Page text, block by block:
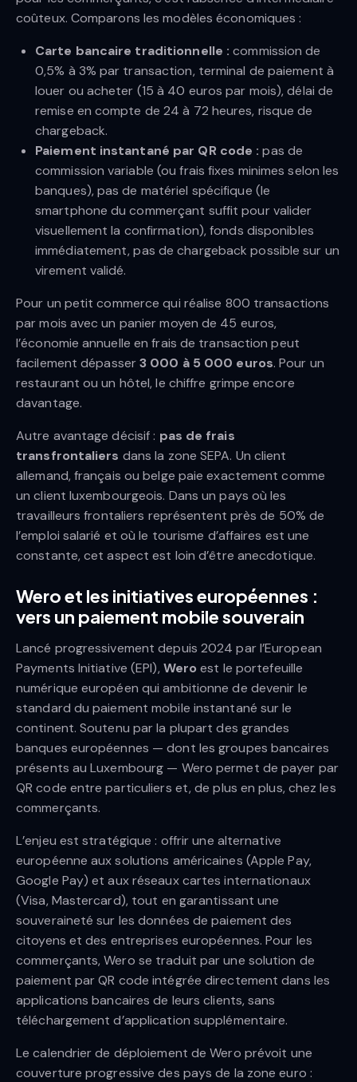
coûteux. Comparons les modèles économiques :
Carte bancaire traditionnelle : commission de
0,5% à 3% par transaction, terminal de paiement à
louer ou acheter (15 à 40 euros par mois), délai de
remise en compte de 24 à 72 heures, risque de
chargeback.
Paiement instantané par QR code : pas de
commission variable (ou frais fixes minimes selon les
banques), pas de matériel spécifique (le
smartphone du commerçant suffit pour valider
visuellement la confirmation), fonds disponibles
immédiatement, pas de chargeback possible sur un
virement validé.
Pour un petit commerce qui réalise 800 transactions
par mois avec un panier moyen de 45 euros,
l’économie annuelle en frais de transaction peut
facilement dépasser3 000 à 5 000 euros. Pour un
restaurant ou un hôtel, le chiffre grimpe encore
davantage.
Autre avantage décisif : pas de frais
transfrontaliers dans la zone SEPA. Un client
allemand, français ou belge paie exactement comme
un client luxembourgeois. Dans un pays où les
travailleurs frontaliers représentent près de 50% de
l’emploi salarié et où le tourisme d’affaires est une
constante, cet aspect est loin d’être anecdotique.
Wero et les initiatives européennes :
vers un paiement mobile souverain
Lancé progressivement depuis 2024 par l’European
Payments Initiative (EPI),Wero est le portefeuille
numérique européen qui ambitionne de devenir le
standard du paiement mobile instantané sur le
continent. Soutenu par la plupart des grandes
banques européennes — dont les groupes bancaires
présents au Luxembourg — Wero permet de payer par
QR code entre particuliers et, de plus en plus, chez les
commerçants.
L’enjeu est stratégique : offrir une alternative
européenne aux solutions américaines (Apple Pay,
Google Pay) et aux réseaux cartes internationaux
(Visa, Mastercard), tout en garantissant une
souveraineté sur les données de paiement des
citoyens et des entreprises européennes. Pour les
commerçants, Wero se traduit par une solution de
paiement par QR code intégrée directement dans les
applications bancaires de leurs clients, sans
téléchargement d’application supplémentaire.
Le calendrier de déploiement de Wero prévoit une
couverture progressive des pays de la zone euro :